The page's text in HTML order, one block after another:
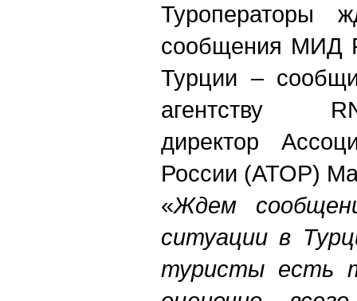
Туроператоры
сообщения МИД
Турции –
агентству
директор
России (АТОР)
«Ждем
ситуации в
туристы есть